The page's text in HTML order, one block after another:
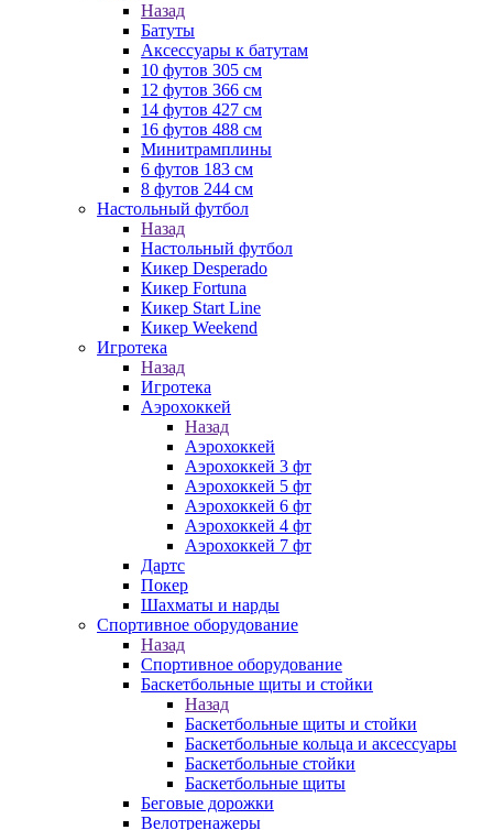
Назад
Батуты
Аксессуары к батутам
10 футов 305 см
12 футов 366 см
14 футов 427 см
16 футов 488 см
Минитрамплины
6 футов 183 см
8 футов 244 см
Настольный футбол
Назад
Настольный футбол
Кикер Desperado
Кикер Fortuna
Кикер Start Line
Кикер Weekend
Игротека
Назад
Игротека
Аэрохоккей
Назад
Аэрохоккей
Аэрохоккей 3 фт
Аэрохоккей 5 фт
Аэрохоккей 6 фт
Аэрохоккей 4 фт
Аэрохоккей 7 фт
Дартс
Покер
Шахматы и нарды
Спортивное оборудование
Назад
Спортивное оборудование
Баскетбольные щиты и стойки
Назад
Баскетбольные щиты и стойки
Баскетбольные кольца и аксессуары
Баскетбольные стойки
Баскетбольные щиты
Беговые дорожки
Велотренажеры